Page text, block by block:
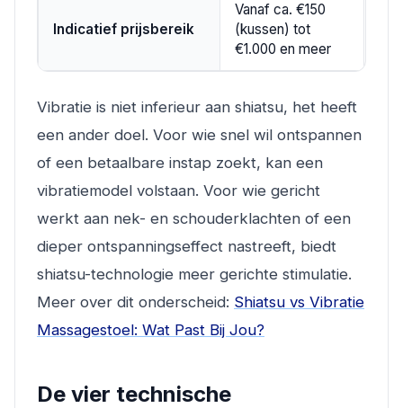
Indicatief prijsbereik
Vanaf ca. €150
(kussen) tot
€1.000 en meer
Vibratie is niet inferieur aan shiatsu, het heeft
een ander doel. Voor wie snel wil ontspannen
of een betaalbare instap zoekt, kan een
vibratiemodel volstaan. Voor wie gericht
werkt aan nek- en schouderklachten of een
dieper ontspanningseffect nastreeft, biedt
shiatsu-technologie meer gerichte stimulatie.
Meer over dit onderscheid: Shiatsu vs Vibratie
Massagestoel: Wat Past Bij Jou?
De vier technische